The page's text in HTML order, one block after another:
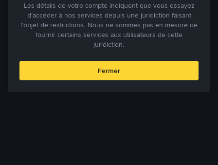
Les détails de votre compte indiquent que vous essayez
d’accéder à nos services depuis une juridiction faisant
l’objet de restrictions. Nous ne sommes pas en mesure de
fournir certains services aux utilisateurs de cette
juridiction.
Fermer